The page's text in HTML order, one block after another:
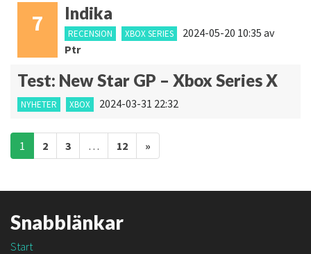
7 Indika
RECENSION XBOX SERIES 2024-05-20 10:35 av
Ptr
Test: New Star GP – Xbox Series X
NYHETER XBOX 2024-03-31 22:32
Inläggsnavigering
1 2 3 … 12 »
Snabblänkar
Start